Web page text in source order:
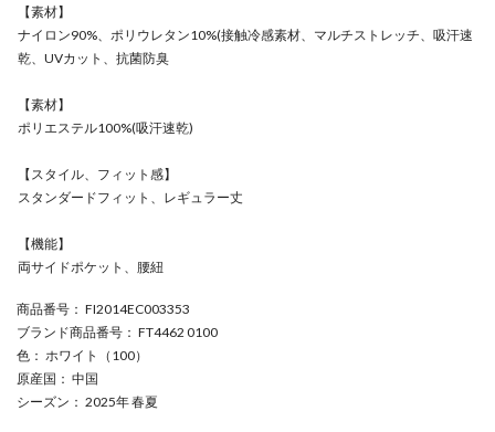
【素材】
ナイロン90%、ポリウレタン10%(接触冷感素材、マルチストレッチ、吸汗速
乾、UVカット、抗菌防臭
【素材】
ポリエステル100%(吸汗速乾)
【スタイル、フィット感】
スタンダードフィット、レギュラー丈
【機能】
両サイドポケット、腰紐
商品番号 ： FI2014EC003353
ブランド商品番号 ： FT4462 0100
色 ： ホワイト（100）
原産国 ： 中国
シーズン ： 2025年 春夏